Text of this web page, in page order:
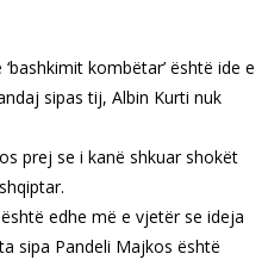
kombëtar’ është ide e
sipas tij, Albin Kurti nuk
prej se i kanë shkuar shokët
edhe më e vjetër se ideja
sipa Pandeli Majkos është